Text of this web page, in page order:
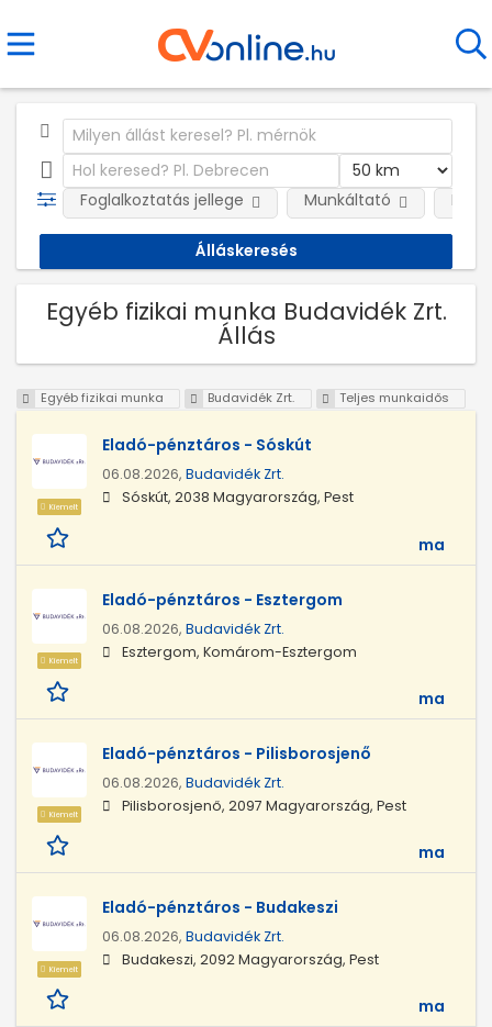
Foglalkoztatás jellege Munkáltató
Egyéb fizikai munka Budavidék Zrt.
Állás
Egyéb fizikai munka Budavidék Zrt. Teljes munkaidős
Kiemelt
Eladó-pénztáros - Sóskút
06.08.2026, Budavidék Zrt.
Sóskút, 2038 Magyarország, Pest
ma
Kiemelt
Eladó-pénztáros - Esztergom
06.08.2026, Budavidék Zrt.
Esztergom, Komárom-Esztergom
ma
Kiemelt
Eladó-pénztáros - Pilisborosjenő
06.08.2026, Budavidék Zrt.
Pilisborosjenő, 2097 Magyarország, Pest
ma
Kiemelt
Eladó-pénztáros - Budakeszi
06.08.2026, Budavidék Zrt.
Budakeszi, 2092 Magyarország, Pest
ma